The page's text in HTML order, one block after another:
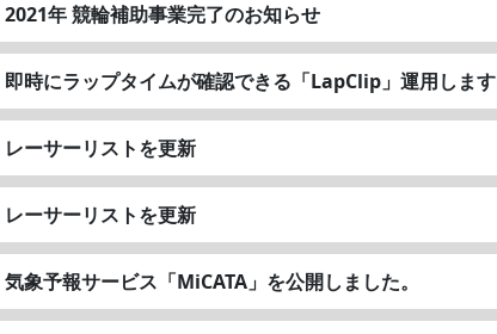
2021年 競輪補助事業完了のお知らせ
即時にラップタイムが確認できる「LapClip」運用します
レーサーリストを更新
レーサーリストを更新
気象予報サービス「MiCATA」を公開しました。